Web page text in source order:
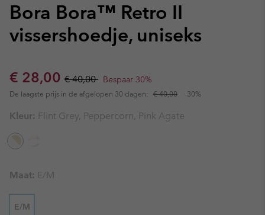
Bora Bora™ Retro II
vissershoedje, uniseks
Sale price:
€ 28,00 Regular price:
€ 40,00 Bespaar 30%
De laagste prijs in de afgelopen 30 dagen: € 40,00 -30%
Kleur: Flint Grey, Peppercorn, Pink Agate
Maat: E/M
E/M